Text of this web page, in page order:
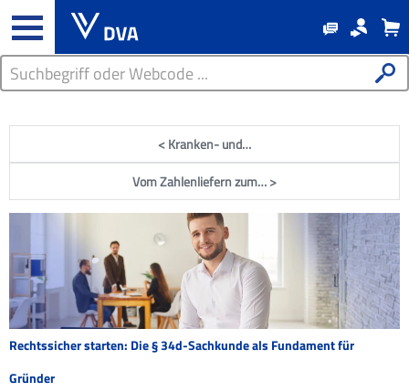
< Kranken- und…
Vom Zahlenliefern zum… >
Rechtssicher starten: Die § 34d-Sachkunde als Fundament für
Gründer